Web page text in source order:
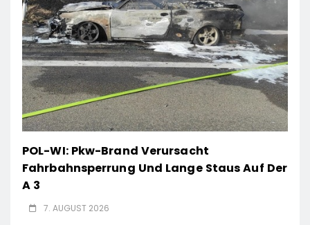
POL-WI: Pkw-Brand Verursacht
Fahrbahnsperrung Und Lange Staus Auf Der
A 3
7. AUGUST 2026